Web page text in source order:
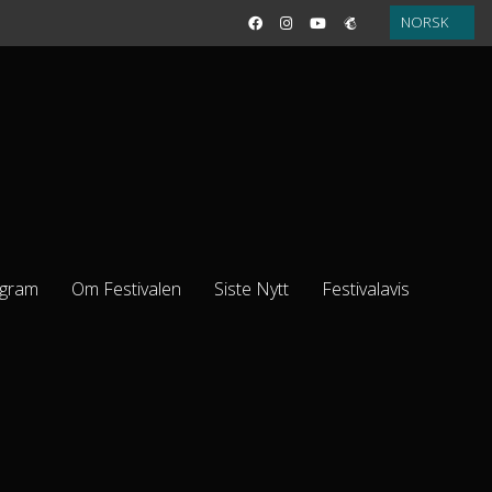
NORSK
Om Festivalen Siste Nytt Festivalavis